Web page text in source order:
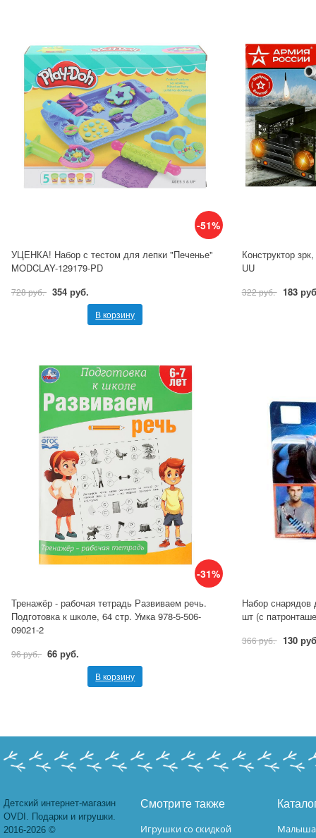
-51%
УЦЕНКА! Набор с тестом для лепки "Печенье"
MODCLAY-129179-PD
728 руб. 354 руб.
В корзину
Конструктор
UU
322 руб. 183
-31%
Тренажёр - рабочая тетрадь Развиваем речь.
Подготовка к школе, 64 стр. Умка 978-5-506-
09021-2
96 руб. 66 руб.
В корзину
Набор снарядов
шт (с
366 руб. 130
Детский интернет-магазин
OVDI. Подарки и игрушки.
2016-2026 ©
Смотрите также
Игрушки со скидкой